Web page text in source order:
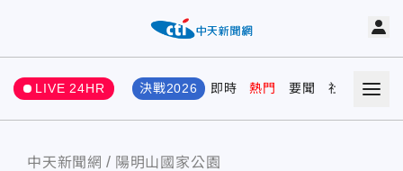
LIVE 24HR 決戰2026 即時 熱門 要聞 社會 娛樂
中天新聞網 陽明山國家公園